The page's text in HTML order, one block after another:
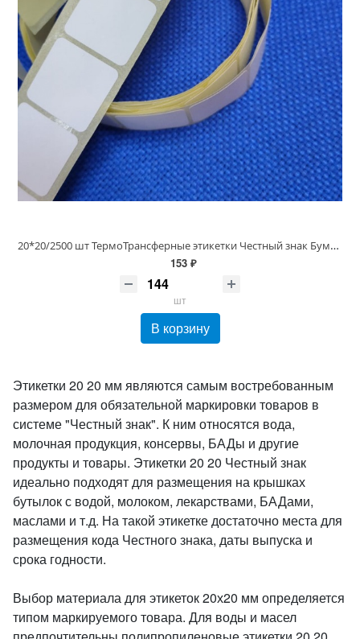
20*20/2500 шт ТермоТрансферные этикетки Честный знак Бумага ПолуГлянец (20х20 этикетки) Для маркировки воды и молока
153 ₽
шт
В корзину
Этикетки 20 20 мм являются самым востребованным
размером для обязательной маркировки товаров в
системе "Честный знак". К ним относятся вода,
молочная продукция, консервы, БАДы и другие
продукты и товары. Этикетки 20 20 Честный знак
идеально подходят для размещения на крышках
бутылок с водой, молоком, лекарствами, БАДами,
маслами и т.д. На такой этикетке достаточно места для
размещения кода Честного знака, даты выпуска и
срока годности.
Выбор материала для этикеток 20х20 мм определяется
типом маркируемого товара. Для воды и масел